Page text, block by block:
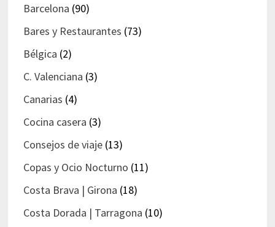
Barcelona (90)
Bares y Restaurantes (73)
Bélgica (2)
C. Valenciana (3)
Canarias (4)
Cocina casera (3)
Consejos de viaje(13)
Copas y Ocio Nocturno (11)
Costa Brava | Girona (18)
Costa Dorada | Tarragona (10)